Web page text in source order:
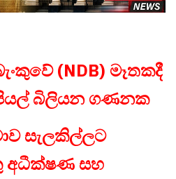
(NDB) මෑතකදී
බිලියන ගණනක
සැලකිල්ලට
අධීක්ෂණ සහ